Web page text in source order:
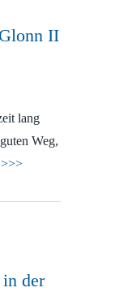
II
lang
Weg,
der